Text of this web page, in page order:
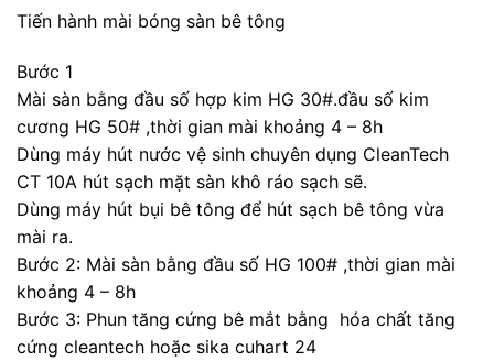
Tiến hành mài bóng sàn bê tông
Bước 1
Mài sàn bằng đầu số hợp kim HG 30#.đầu số kim
cương HG 50# ,thời gian mài khoảng 4 – 8h
Dùng máy hút nước vệ sinh chuyên dụng CleanTech
CT 10A hút sạch mặt sàn khô ráo sạch sẽ.
Dùng máy hút bụi bê tông để hút sạch bê tông vừa
mài ra.
Bước 2: Mài sàn bằng đầu số HG 100# ,thời gian mài
khoảng 4 – 8h
Bước 3: Phun tăng cứng bê mắt bằng hóa chất tăng
cứng cleantech hoặc sika cuhart 24